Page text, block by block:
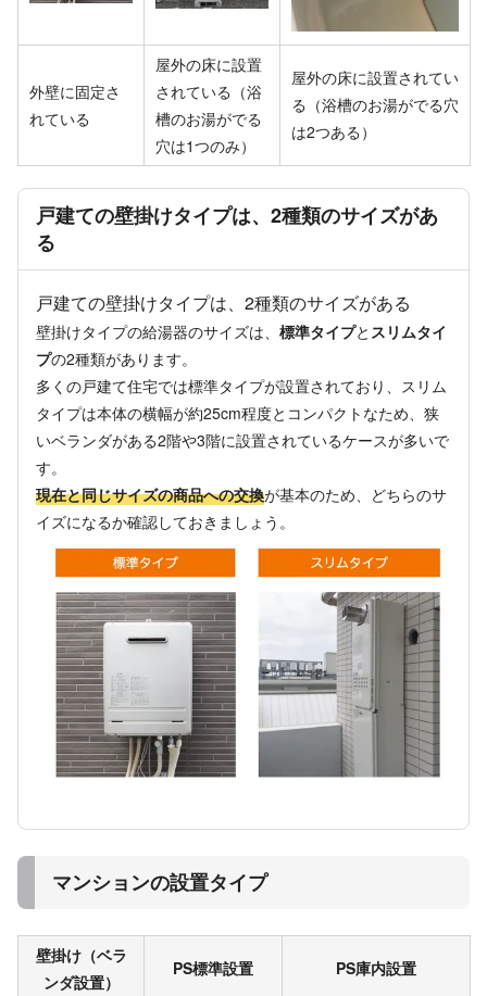
外壁に固定さ
れている
屋外の床に設置
されている（浴
槽のお湯がでる
穴は1つのみ）
屋外の床に設置されてい
る（浴槽のお湯がでる穴
は2つある）
戸建ての壁掛けタイプは、2種類のサイズがあ
る
戸建ての壁掛けタイプは、2種類のサイズがある
壁掛けタイプの給湯器のサイズは、 標準タイプと スリムタイ
プの2種類があります。
多くの戸建て住宅では標準タイプが設置されており、スリム
タイプは本体の横幅が約25cm程度とコンパクトなため、狭
いベランダがある2階や3階に設置されているケースが多いで
す。
現在と同じサイズの商品への交換が基本のため、どちらのサ
イズになるか確認しておきましょう。
マンションの設置タイプ
壁掛け（ベラ
ンダ設置）
PS標準設置 PS庫内設置